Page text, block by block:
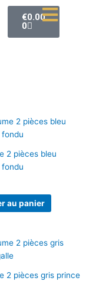
€0.00
0
Panier
2 pièces bleu
au panier
2 pièces gris prince